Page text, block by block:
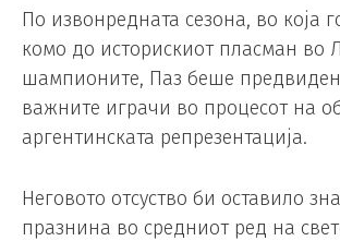
По извонредната сезона, во која
комо до историскиот пласман во
шампионите, Паз беше
важните играчи во процесот на
аргентинската репрезентација.
Неговото отсуство би оставило
празнина во средниот ред на